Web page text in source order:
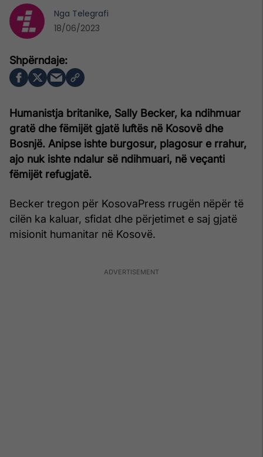
Humanistja britanike, Sally Becker, ka ndihmuar
gratë dhe fëmijët gjatë luftës në Kosovë dhe
Bosnjë. Anipse ishte burgosur, plagosur e rrahur,
ajo nuk ishte ndalur së ndihmuari, në veçanti
fëmijët refugjatë.
Becker tregon për KosovaPress rrugën nëpër të
cilën ka kaluar, sfidat dhe përjetimet e saj gjatë
misionit humanitar në Kosovë.
Nga Telegrafi
18/06/2023